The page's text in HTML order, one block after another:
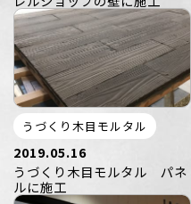
うづくり木目モルタル
2019.05.16
うづくり木目モルタル パネ
ルに施工